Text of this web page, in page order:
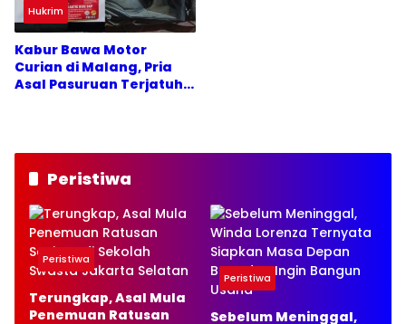
Hukrim
Kabur Bawa Motor
Curian di Malang, Pria
Asal Pasuruan Terjatuh
Peristiwa
Peristiwa
Terungkap, Asal Mula
Penemuan Ratusan
Peristiwa
Sebelum Meninggal,